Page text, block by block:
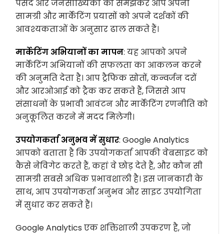
पसंद और जनसांख्यिकी को समझकर आप अपनी
सामग्री और मार्केटिंग प्रयासों को अपने दर्शकों की
आवश्यकताओं के अनुसार ढाल सकते हैं।
मार्केटिंग अभियानों का मापन: यह आपको अपने
मार्केटिंग अभियानों की सफलता का आकलन करने
की अनुमति देता है। आप ट्रैफिक स्रोतों, कन्वर्जन दरों
और आरओआई को ट्रैक कर सकते हैं, जिससे आप
संसाधनों के प्रभावी आवंटन और मार्केटिंग रणनीति को
अनुकूलित करने में मदद मिलेगी।
उपयोगकर्ता अनुभव में सुधार: Google Analytics
आपको बताता है कि उपयोगकर्ता आपकी वेबसाइट को
कैसे नेविगेट करते हैं, कहां वे छोड़ देते हैं, और कौन सी
सामग्री सबसे अधिक प्रभावशाली है। इस जानकारी के
साथ, आप उपयोगकर्ता अनुभव और साइट उपयोगिता
में सुधार कर सकते हैं।
Google Analytics एक शक्तिशाली उपकरण है, जो